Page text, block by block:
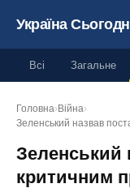
Україна
Всі Загальне
Головна› Війна›
Зеленський назвав
Зеленський
критичним